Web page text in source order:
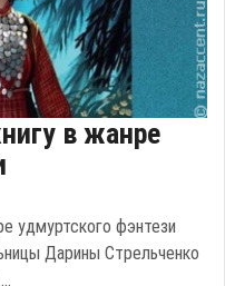
в жанре
удмуртского фэнтези
Дарины Стрельченко